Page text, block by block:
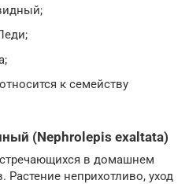
к семейству
(Nephrolepis exaltata)
в домашнем
Растение неприхотливо, уход